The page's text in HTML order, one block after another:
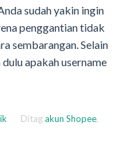
sudah yakin ingin
penggantian tidak
sembarangan. Selain
apakah username
Ditagakun Shopee,